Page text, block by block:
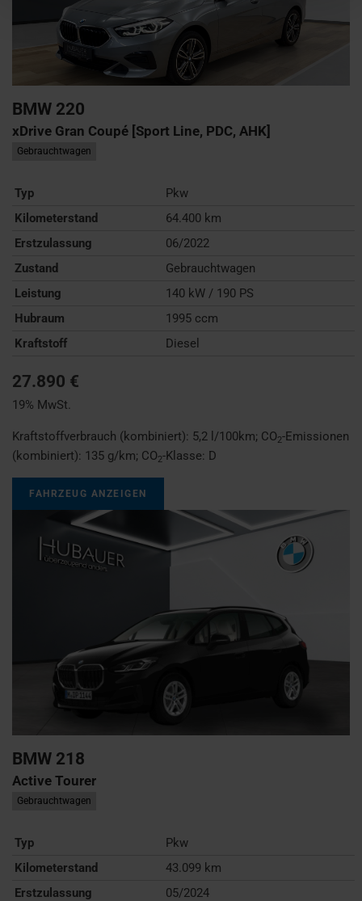
BMW 220
xDrive Gran Coupé [Sport Line, PDC, AHK]
Gebrauchtwagen
Typ
Pkw
Kilometerstand
64.400 km
Erstzulassung
06/2022
Zustand
Gebrauchtwagen
Leistung
140 kW / 190 PS
Hubraum
1995 ccm
Kraftstoff
Diesel
27.890 €
19% MwSt.
Kraftstoffverbrauch (kombiniert): 5,2 l/100km; CO2-Emissionen
(kombiniert): 135 g/km; CO2-Klasse: D
FAHRZEUG ANZEIGEN
BMW 218
Active Tourer
Gebrauchtwagen
Typ
Pkw
Kilometerstand
43.099 km
Erstzulassung
05/2024